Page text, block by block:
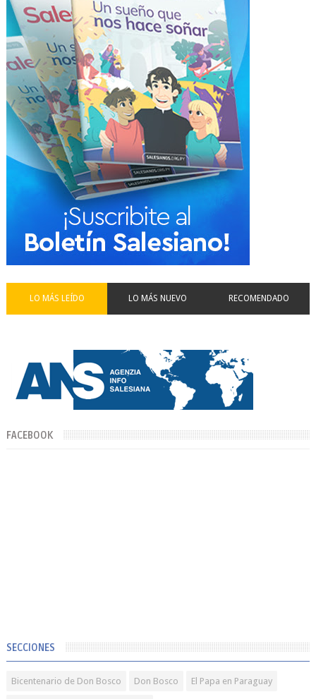
LO MÁS LEÍDO LO MÁS NUEVO RECOMENDADO
FACEBOOK
SECCIONES
Bicentenario de Don Bosco Don Bosco El Papa en Paraguay